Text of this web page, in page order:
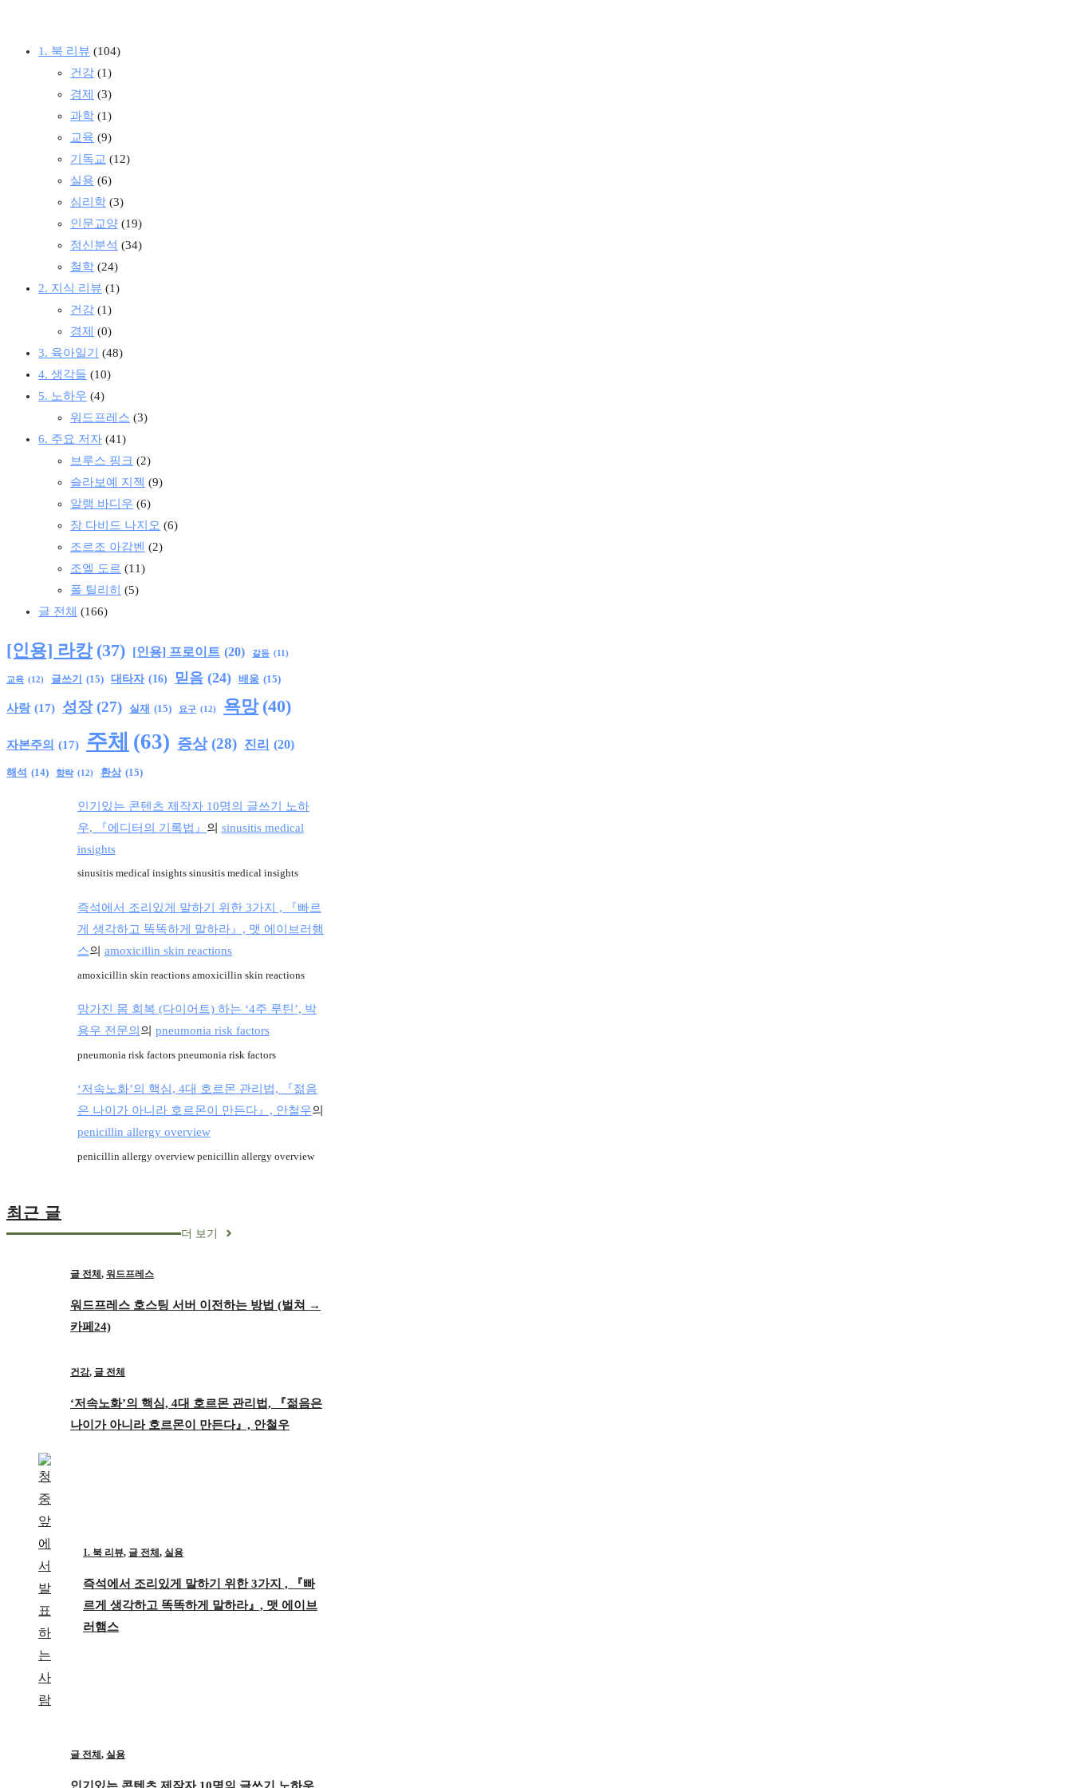
1. 북 리뷰 (104)
건강 (1)
경제 (3)
과학 (1)
교육 (9)
기독교 (12)
실용 (6)
심리학 (3)
인문교양 (19)
정신분석 (34)
철학 (24)
2. 지식 리뷰 (1)
건강 (1)
경제 (0)
3. 육아일기
(48)
4. 생각들 (10)
5. 노하우 (4)
워드프레스 (3)
6. 주요 저자 (41)
브루스 핑크 (2)
슬라보예 지젝 (9)
알랭 바디우 (6)
장 다비드 나지오 (6)
조르조 아감벤 (2)
조엘 도르 (11)
폴 틸리히 (5)
글 전체 (166)
[인용] 라캉 (37) [인용] 프로이트 (20) 갈등 (11)
교육 (12) 글쓰기 (15) 대타자 (16) 믿음 (24) 배움 (15)
사랑 (17) 성장 (27) 실재 (15) 요구 (12) 욕망 (40)
자본주의 (17) 주체 (63) 증상 (28) 진리 (20)
해석 (14) 향락 (12) 환상 (15)
인기있는 콘텐츠 제작자 10명의 글쓰기 노하
우, 『에디터의 기록법』 의 sinusitis medical
insights
sinusitis medical insights sinusitis medical insights
즉석에서 조리있게 말하기 위한 3가지 , 『빠르
게 생각하고 똑똑하게 말하라』, 맷 에이브러햄
스의 amoxicillin skin reactions
amoxicillin skin reactions amoxicillin skin reactions
망가진 몸 회복 (다이어트) 하는 ‘4주 루틴’, 박
용우 전문의 의 pneumonia risk factors
pneumonia risk factors pneumonia risk factors
‘저속노화’의 핵심, 4대 호르몬 관리법, 『젊음
은 나이가 아니라 호르몬이 만든다』, 안철우의
penicillin allergy overview
penicillin allergy overview penicillin allergy overview
최근 글
더 보기
글 전체, 워드프레스
워드프레스 호스팅 서버 이전하는 방법 (벌쳐 →
카페24)
건강, 글 전체
‘저속노화’의 핵심, 4대 호르몬 관리법, 『젊음은
나이가 아니라 호르몬이 만든다』, 안철우
1. 북 리뷰, 글 전체, 실용
즉석에서 조리있게 말하기 위한 3가지 , 『빠
르게 생각하고 똑똑하게 말하라』, 맷 에이브
러햄스
글 전체, 실용
인기있는 콘텐츠 제작자 10명의 글쓰기 노하우,